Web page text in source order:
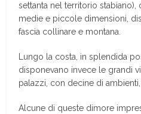
settanta nel territorio
medie e piccole dimensioni,
fascia collinare e montana.
Lungo la costa, in splendida
disponevano invece le grandi
palazzi, con decine di
Alcune di queste dimore